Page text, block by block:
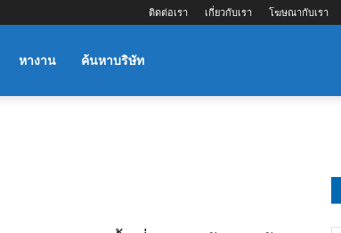
ติดต่อเรา เกี่ยวกับเรา โฆษณากับเรา
หางาน ค้นหาบริษัท